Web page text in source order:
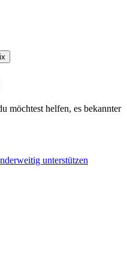
möchtest helfen, es bekannter
unterstützen